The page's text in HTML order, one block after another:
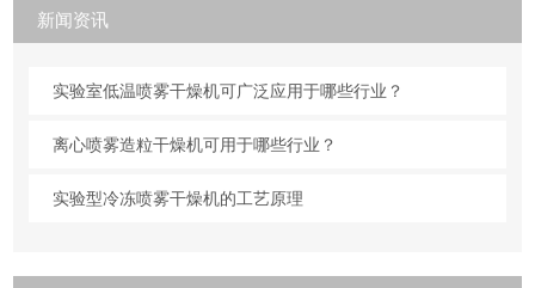
新闻资讯
实验室低温喷雾干燥机可广泛应用于哪些行业？
离心喷雾造粒干燥机可用于哪些行业？
实验型冷冻喷雾干燥机的工艺原理